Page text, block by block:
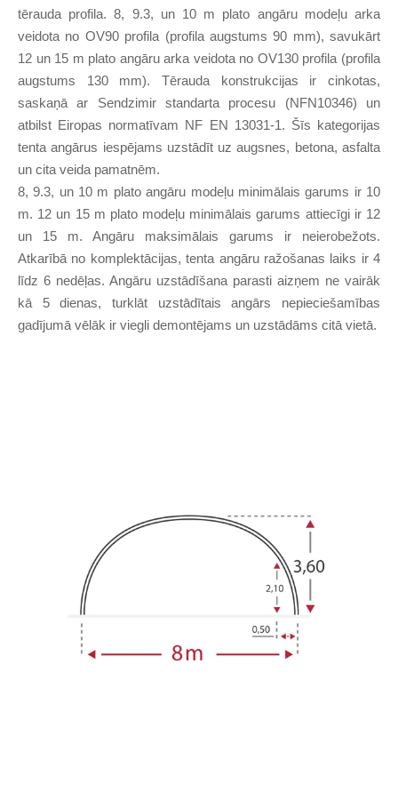
tērauda profila. 8, 9.3, un 10 m plato angāru modeļu arka
veidota no OV90 profila (profila augstums 90 mm), savukārt
12 un 15 m plato angāru arka veidota no OV130 profila (profila
augstums 130 mm). Tērauda konstrukcijas ir cinkotas,
saskaņā ar Sendzimir standarta procesu (NFN10346) un
atbilst Eiropas normatīvam NF EN 13031-1. Šīs kategorijas
tenta angārus iespējams uzstādīt uz augsnes, betona, asfalta
un cita veida pamatnēm.
8, 9.3, un 10 m plato angāru modeļu minimālais garums ir 10
m. 12 un 15 m plato modeļu minimālais garums attiecīgi ir 12
un 15 m. Angāru maksimālais garums ir neierobežots.
Atkarībā no komplektācijas, tenta angāru ražošanas laiks ir 4
līdz 6 nedēļas. Angāru uzstādīšana parasti aizņem ne vairāk
kā 5 dienas, turklāt uzstādītais angārs nepieciešamības
gadījumā vēlāk ir viegli demontējams un uzstādāms citā vietā.